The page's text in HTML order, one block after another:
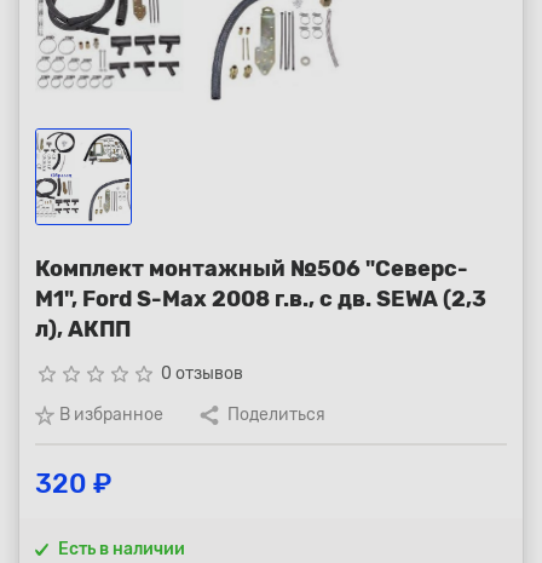
Акции
Оптовым и корпоративным клиентам
+7 (800) 250-15-01
Комплект монтажный №506 "Северс-
М1", Ford S-Max 2008 г.в., с дв. SEWA (2,3
л), АКПП
star_border star_border star_border star_border star_border 0 отзывов
В избранное
Поделиться
320 ₽
Есть в наличии